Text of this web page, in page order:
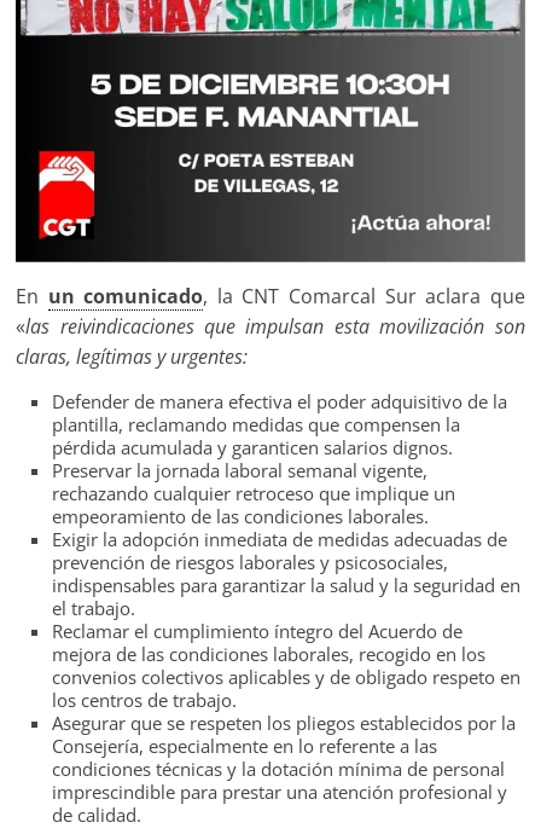
En un comunicado, la CNT Comarcal Sur aclara que
«las reivindicaciones que impulsan esta movilización son
claras, legítimas y urgentes:
Defender de manera efectiva el poder adquisitivo de la
plantilla, reclamando medidas que compensen la
pérdida acumulada y garanticen salarios dignos.
Preservar la jornada laboral semanal vigente,
rechazando cualquier retroceso que implique un
empeoramiento de las condiciones laborales.
Exigir la adopción inmediata de medidas adecuadas de
prevención de riesgos laborales y psicosociales,
indispensables para garantizar la salud y la seguridad en
el trabajo.
Reclamar el cumplimiento íntegro del Acuerdo de
mejora de las condiciones laborales, recogido en los
convenios colectivos aplicables y de obligado respeto en
los centros de trabajo.
Asegurar que se respeten los pliegos establecidos por la
Consejería, especialmente en lo referente a las
condiciones técnicas y la dotación mínima de personal
imprescindible para prestar una atención profesional y
de calidad.